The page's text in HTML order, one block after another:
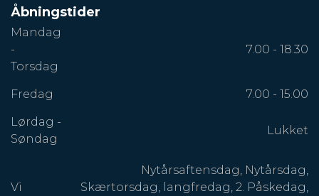
Åbningstider
Mandag
-
Torsdag
7.00 - 18.30
Fredag 7.00 - 15.00
Lørdag -
Søndag
Lukket
Vi
Nytårsaftensdag, Nytårsdag,
Skærtorsdag, langfredag, 2. Påskedag,